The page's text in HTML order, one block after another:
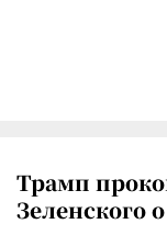
Трамп
Зеленского